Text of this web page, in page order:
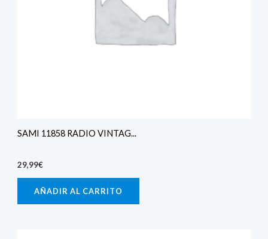
SAMI 11858 RADIO VINTAG...
29,99€
AÑADIR AL CARRITO